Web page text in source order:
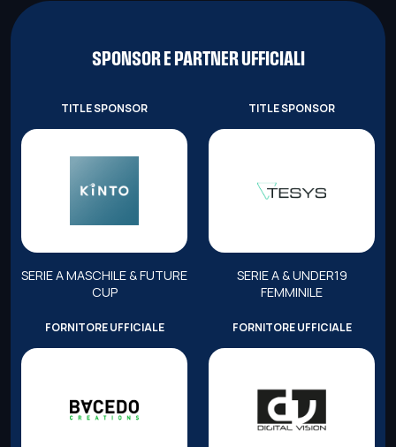
SPONSOR E PARTNER UFFICIALI
TITLE SPONSOR
SERIE A MASCHILE & FUTURE
CUP
TITLE SPONSOR
SERIE A & UNDER19
FEMMINILE
FORNITORE UFFICIALE FORNITORE UFFICIALE